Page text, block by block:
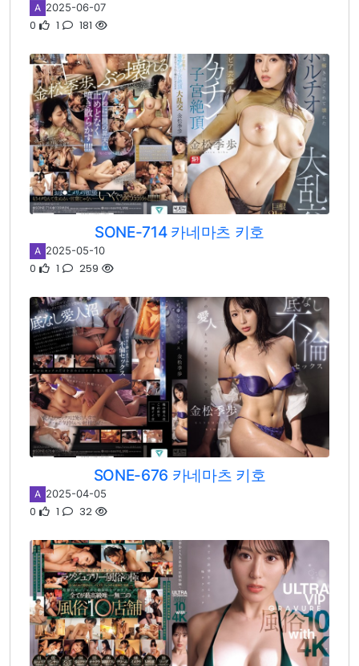
A 2025-06-07
0 1 181
SONE-714 카네마츠 키호
A 2025-05-10
0 1 259
SONE-676 카네마츠 키호
A 2025-04-05
0 1 32